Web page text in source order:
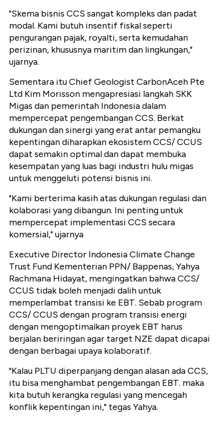
"Skema bisnis CCS sangat kompleks dan padat
modal. Kami butuh insentif fiskal seperti
pengurangan pajak, royalti, serta kemudahan
perizinan, khususnya maritim dan lingkungan,"
ujarnya.
Sementara itu Chief Geologist CarbonAceh Pte
Ltd Kim Morisson mengapresiasi langkah SKK
Migas dan pemerintah Indonesia dalam
mempercepat pengembangan CCS. Berkat
dukungan dan sinergi yang erat antar pemangku
kepentingan diharapkan ekosistem CCS/ CCUS
dapat semakin optimal dan dapat membuka
kesempatan yang luas bagi industri hulu migas
untuk menggeluti potensi bisnis ini.
"Kami berterima kasih atas dukungan regulasi dan
kolaborasi yang dibangun. Ini penting untuk
mempercepat implementasi CCS secara
komersial," ujarnya
Executive Director Indonesia Climate Change
Trust Fund Kementerian PPN/ Bappenas, Yahya
Rachmana Hidayat, mengingatkan bahwa CCS/
CCUS tidak boleh menjadi dalih untuk
memperlambat transisi ke EBT. Sebab program
CCS/ CCUS dengan program transisi energi
dengan mengoptimalkan proyek EBT harus
berjalan beriringan agar target NZE dapat dicapai
dengan berbagai upaya kolaboratif.
"Kalau PLTU diperpanjang dengan alasan ada CCS,
itu bisa menghambat pengembangan EBT. maka
kita butuh kerangka regulasi yang mencegah
konflik kepentingan ini," tegas Yahya.